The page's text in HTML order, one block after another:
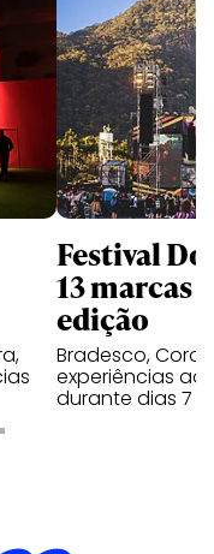
Festival
13 marcas
edição
Bradesco,
experiências ao
durante dias 7